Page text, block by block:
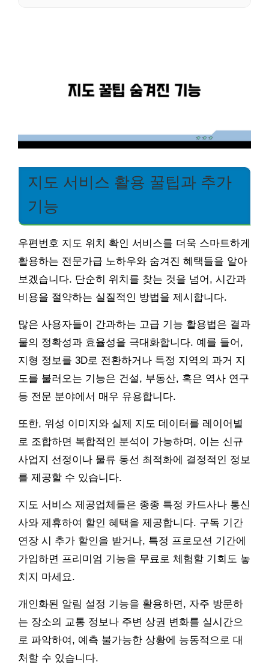
지도 서비스 활용 꿀팁과 추가
기능
우편번호 지도 위치 확인 서비스를 더욱 스마트하게
활용하는 전문가급 노하우와 숨겨진 혜택들을 알아
보겠습니다. 단순히 위치를 찾는 것을 넘어, 시간과
비용을 절약하는 실질적인 방법을 제시합니다.
많은 사용자들이 간과하는 고급 기능 활용법은 결과
물의 정확성과 효율성을 극대화합니다. 예를 들어,
지형 정보를 3D로 전환하거나 특정 지역의 과거 지
도를 불러오는 기능은 건설, 부동산, 혹은 역사 연구
등 전문 분야에서 매우 유용합니다.
또한, 위성 이미지와 실제 지도 데이터를 레이어별
로 조합하면 복합적인 분석이 가능하며, 이는 신규
사업지 선정이나 물류 동선 최적화에 결정적인 정보
를 제공할 수 있습니다.
지도 서비스 제공업체들은 종종 특정 카드사나 통신
사와 제휴하여 할인 혜택을 제공합니다. 구독 기간
연장 시 추가 할인을 받거나, 특정 프로모션 기간에
가입하면 프리미엄 기능을 무료로 체험할 기회도 놓
치지 마세요.
개인화된 알림 설정 기능을 활용하면, 자주 방문하
는 장소의 교통 정보나 주변 상권 변화를 실시간으
로 파악하여, 예측 불가능한 상황에 능동적으로 대
처할 수 있습니다.